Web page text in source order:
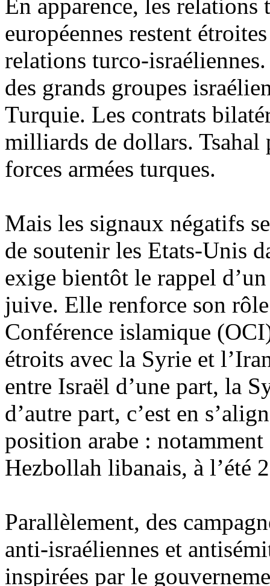
En apparence, les
européennes restent
relations turco-
des grands groupes
Turquie. Les contrats
milliards de dollars.
forces armées turques.
Mais les signaux négatifs
de soutenir les Etats-Unis
exige bientôt le rappel
juive. Elle renforce son
Conférence islamique
étroits avec la Syrie et
entre Israël d’une part, la
d’autre part, c’est en
position arabe :
Hezbollah libanais, à l’été
Parallèlement, des
anti-israéliennes et
inspirées par le